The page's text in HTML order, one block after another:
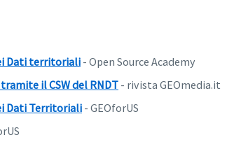
Dati territoriali- Open Source Academy
il CSW del RNDT - rivista GEOmedia.it
Dati Territoriali - GEOforUS